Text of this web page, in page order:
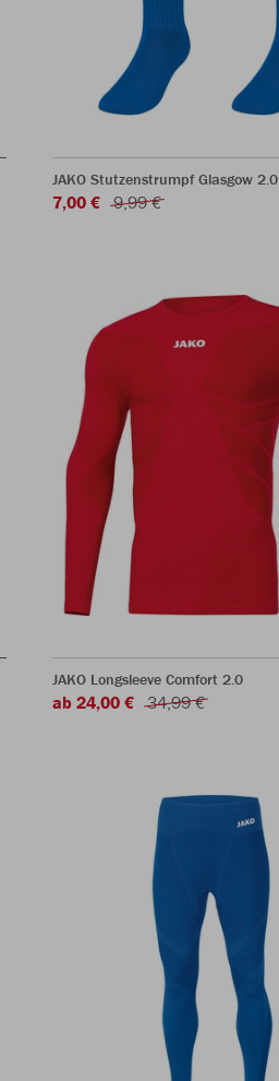
JAKO Stutzenstrumpf Glasgow 2.0
7,00 € 9,99 €
JAKO Longsleeve Comfort 2.0
ab 24,00 € 34,99 €